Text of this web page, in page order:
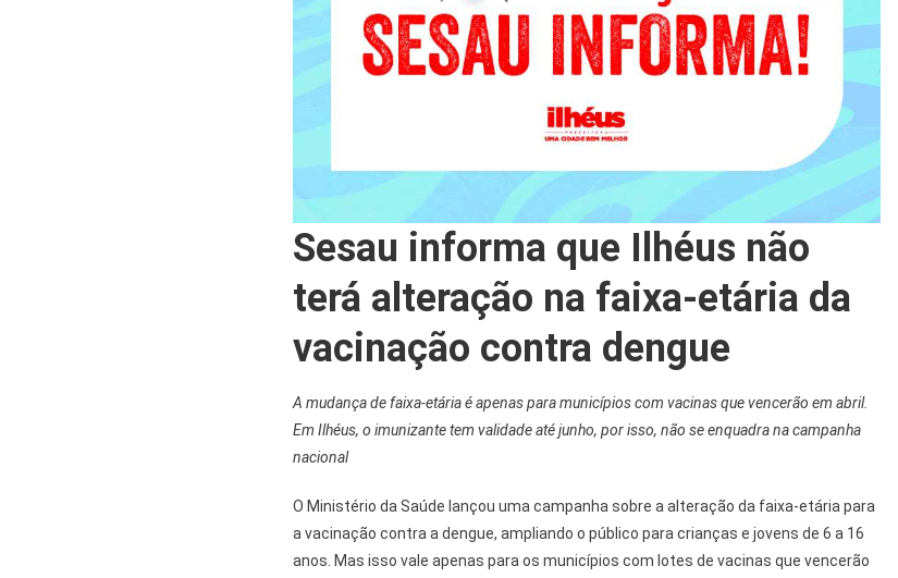
Sesau informa que Ilhéus não
terá alteração na faixa-etária da
vacinação contra dengue
A mudança de faixa-etária é apenas para municípios com vacinas que vencerão em abril.
Em Ilhéus, o imunizante tem validade até junho, por isso, não se enquadra na campanha
nacional
O Ministério da Saúde lançou uma campanha sobre a alteração da faixa-etária para
a vacinação contra a dengue, ampliando o público para crianças e jovens de 6 a 16
anos. Mas isso vale apenas para os municípios com lotes de vacinas que vencerão